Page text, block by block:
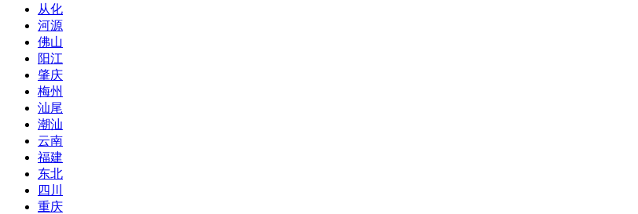
从化
河源
佛山
阳江
肇庆
梅州
汕尾
潮汕
云南
福建
东北
四川
重庆